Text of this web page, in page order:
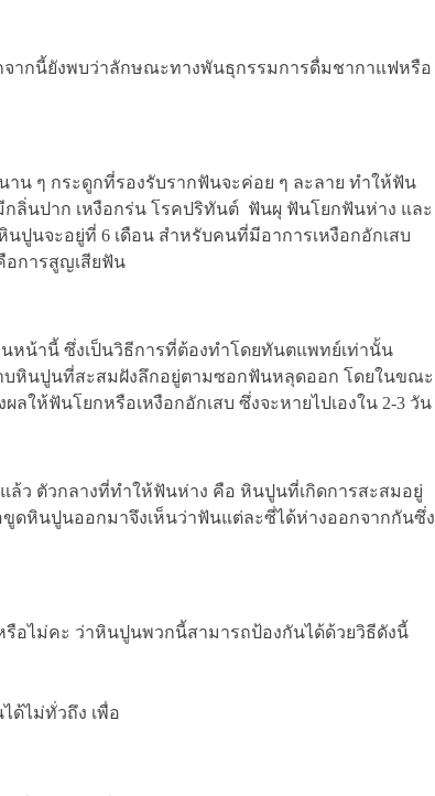
ากนี้ยังพบว่าลักษณะทางพันธุกรรมการดื่มชากาแฟหรือ
าน ๆ กระดูกที่รองรับรากฟันจะค่อย ๆ ละลาย ทำให้ฟัน
ลิ่นปาก เหงือกร่น โรคปริทันต์ ฟันผุ ฟันโยกฟันห่าง และ
นจะอยู่ที่ 6 เดือน สำหรับคนที่มีอาการเหงือกอักเสบ
อการสูญเสียฟัน
หน้านี้ ซึ่งเป็นวิธีการที่ต้องทำโดยทันตแพทย์เท่านั้น
บหินปูนที่สะสมฝังลึกอยู่ตามซอกฟันหลุดออก โดยในขณะ
ให้ฟันโยกหรือเหงือกอักเสบ ซึ่งจะหายไปเองใน 2-3 วัน
ล้ว ตัวกลางที่ทำให้ฟันห่าง คือ หินปูนที่เกิดการสะสมอยู่
ขูดหินปูนออกมาจึงเห็นว่าฟันแต่ละซี่ได้ห่างออกจากกันซึ่ง
อไม่คะ ว่าหินปูนพวกนี้สามารถป้องกันได้ด้วยวิธีดังนี้
ไม่ทั่วถึง เพื่อ